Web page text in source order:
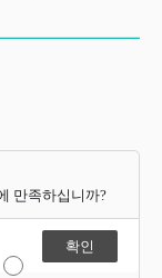
만족하십니까?